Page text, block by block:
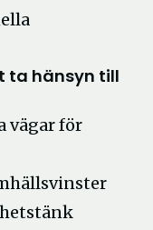
ta hänsyn till
vägar för